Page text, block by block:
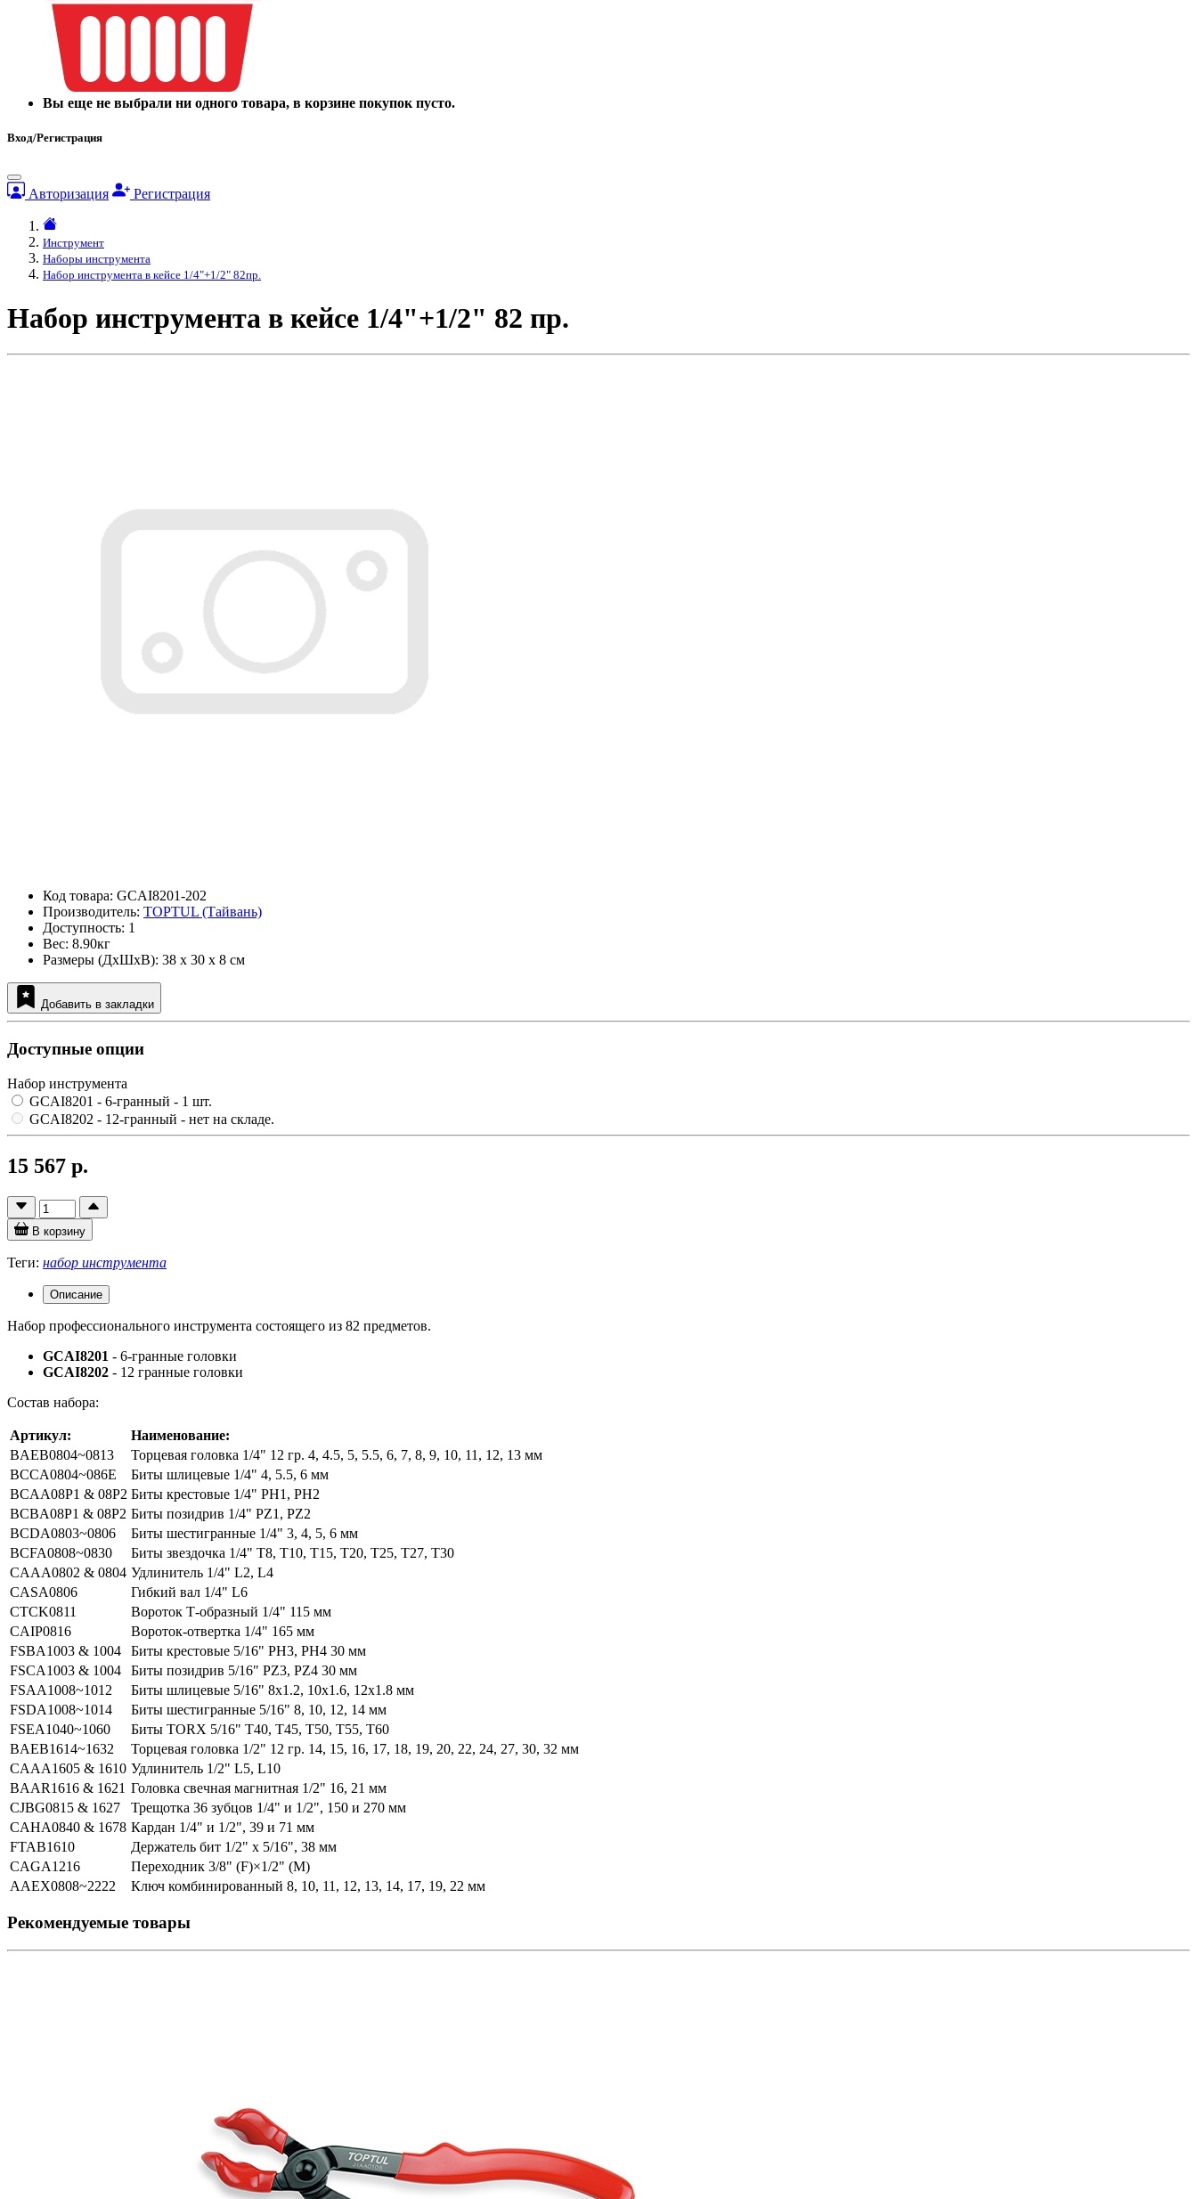
Вы еще не выбрали ни одного товара, в корзине покупок пусто.
Вход/Регистрация
Авторизация Регистрация
Инструмент
Наборы инструмента
Набор инструмента в кейсе 1/4"+1/2" 82пр.
Набор инструмента в кейсе 1/4"+1/2" 82 пр.
Код товара: GCAI8201-202
Производитель: TOPTUL (Тайвань)
Доступность: 1
Вес: 8.90кг
Размеры (ДxШxВ): 38 x 30 x 8 см
Добавить в закладки
Доступные опции
Набор инструмента
GCAI8201 - 6-гранный - 1 шт.
GCAI8202 - 12-гранный - нет на складе.
15 567 р.
В корзину
Теги: набор инструмента
Описание
Набор профессионального инструмента состоящего из 82 предметов.
GCAI8201 - 6-гранные головки
GCAI8202 - 12 гранные головки
Состав набора:
Артикул:
Наименование:
BAEB0804~0813
Торцевая головка 1/4" 12 гр. 4, 4.5, 5, 5.5, 6, 7, 8, 9, 10, 11, 12, 13 мм
BCCA0804~086E
Биты шлицевые 1/4" 4, 5.5, 6 мм
BCAA08P1 & 08P2 Биты крестовые 1/4" РН1, РН2
BCBA08P1 & 08P2 Биты позидрив 1/4" PZ1, PZ2
BCDA0803~0806
Биты шестигранные 1/4" 3, 4, 5, 6 мм
BCFA0808~0830
Биты звездочка 1/4" Т8, Т10, Т15, Т20, Т25, Т27, Т30
CAAA0802 & 0804 Удлинитель 1/4" L2, L4
CASA0806
Гибкий вал 1/4" L6
CTCK0811
Вороток Т-образный 1/4" 115 мм
CAIP0816
Вороток-отвертка 1/4" 165 мм
FSBA1003 & 1004
Биты крестовые 5/16" РН3, РН4 30 мм
FSCA1003 & 1004
Биты позидрив 5/16" PZ3, PZ4 30 мм
FSAA1008~1012
Биты шлицевые 5/16" 8х1.2, 10х1.6, 12х1.8 мм
FSDA1008~1014
Биты шестигранные 5/16" 8, 10, 12, 14 мм
FSEA1040~1060
Биты TORX 5/16" Т40, Т45, Т50, Т55, Т60
BAEB1614~1632
Торцевая головка 1/2" 12 гр. 14, 15, 16, 17, 18, 19, 20, 22, 24, 27, 30, 32 мм
CAAA1605 & 1610 Удлинитель 1/2" L5, L10
BAAR1616 & 1621 Головка свечная магнитная 1/2" 16, 21 мм
CJBG0815 & 1627
Трещотка 36 зубцов 1/4" и 1/2", 150 и 270 мм
CAHA0840 & 1678 Кардан 1/4" и 1/2", 39 и 71 мм
FTAB1610
Держатель бит 1/2" х 5/16", 38 мм
CAGA1216
Переходник 3/8" (F)×1/2" (M)
AAEX0808~2222
Ключ комбинированный 8, 10, 11, 12, 13, 14, 17, 19, 22 мм
Рекомендуемые товары